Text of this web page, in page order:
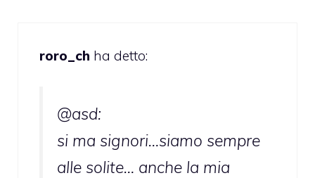
roro_ch ha detto:
@asd:
si ma signori…siamo sempre
alle solite… anche la mia